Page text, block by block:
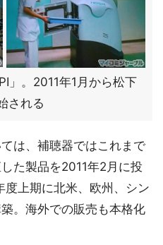
」。2011年1月から松下
される
は、補聴器ではこれまで
た製品を2011年2月に投
上期に北米、欧州、シン
。海外での販売も本格化